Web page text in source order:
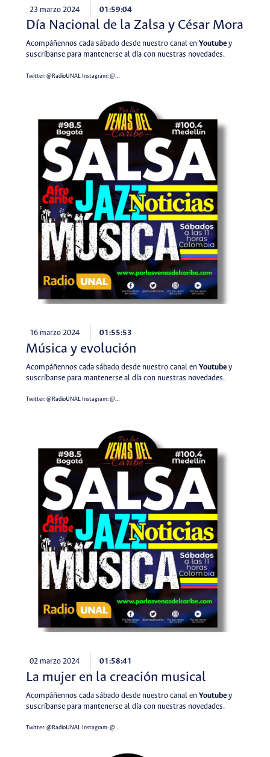
23 marzo 2024 01:59:04
Día Nacional de la Zalsa y César Mora
Acompáñennos cada sábado desde nuestro canal en Youtubey
suscríbanse para mantenerse al día con nuestras novedades.
Twitter:@RadioUNALInstagram:@…
16 marzo 2024 01:55:53
Música y evolución
Acompáñennos cada sábado desde nuestro canal en Youtubey
suscríbanse para mantenerse al día con nuestras novedades.
Twitter:@RadioUNALInstagram:@…
02 marzo 2024 01:58:41
La mujer en la creación musical
Acompáñennos cada sábado desde nuestro canal en Youtubey
suscríbanse para mantenerse al día con nuestras novedades.
Twitter:@RadioUNALInstagram:@…